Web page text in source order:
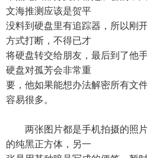
文海推测应该是贺平
没料到硬盘里有追踪器，所以刚
方式打断，不得已才
将硬盘转交给朋友，最后到了他
硬盘对孤芳会非常重
要，他如果能想办法解密所有文
容易很多。
两张图片都是手机拍摄的照片
的纯黑正方体，另一